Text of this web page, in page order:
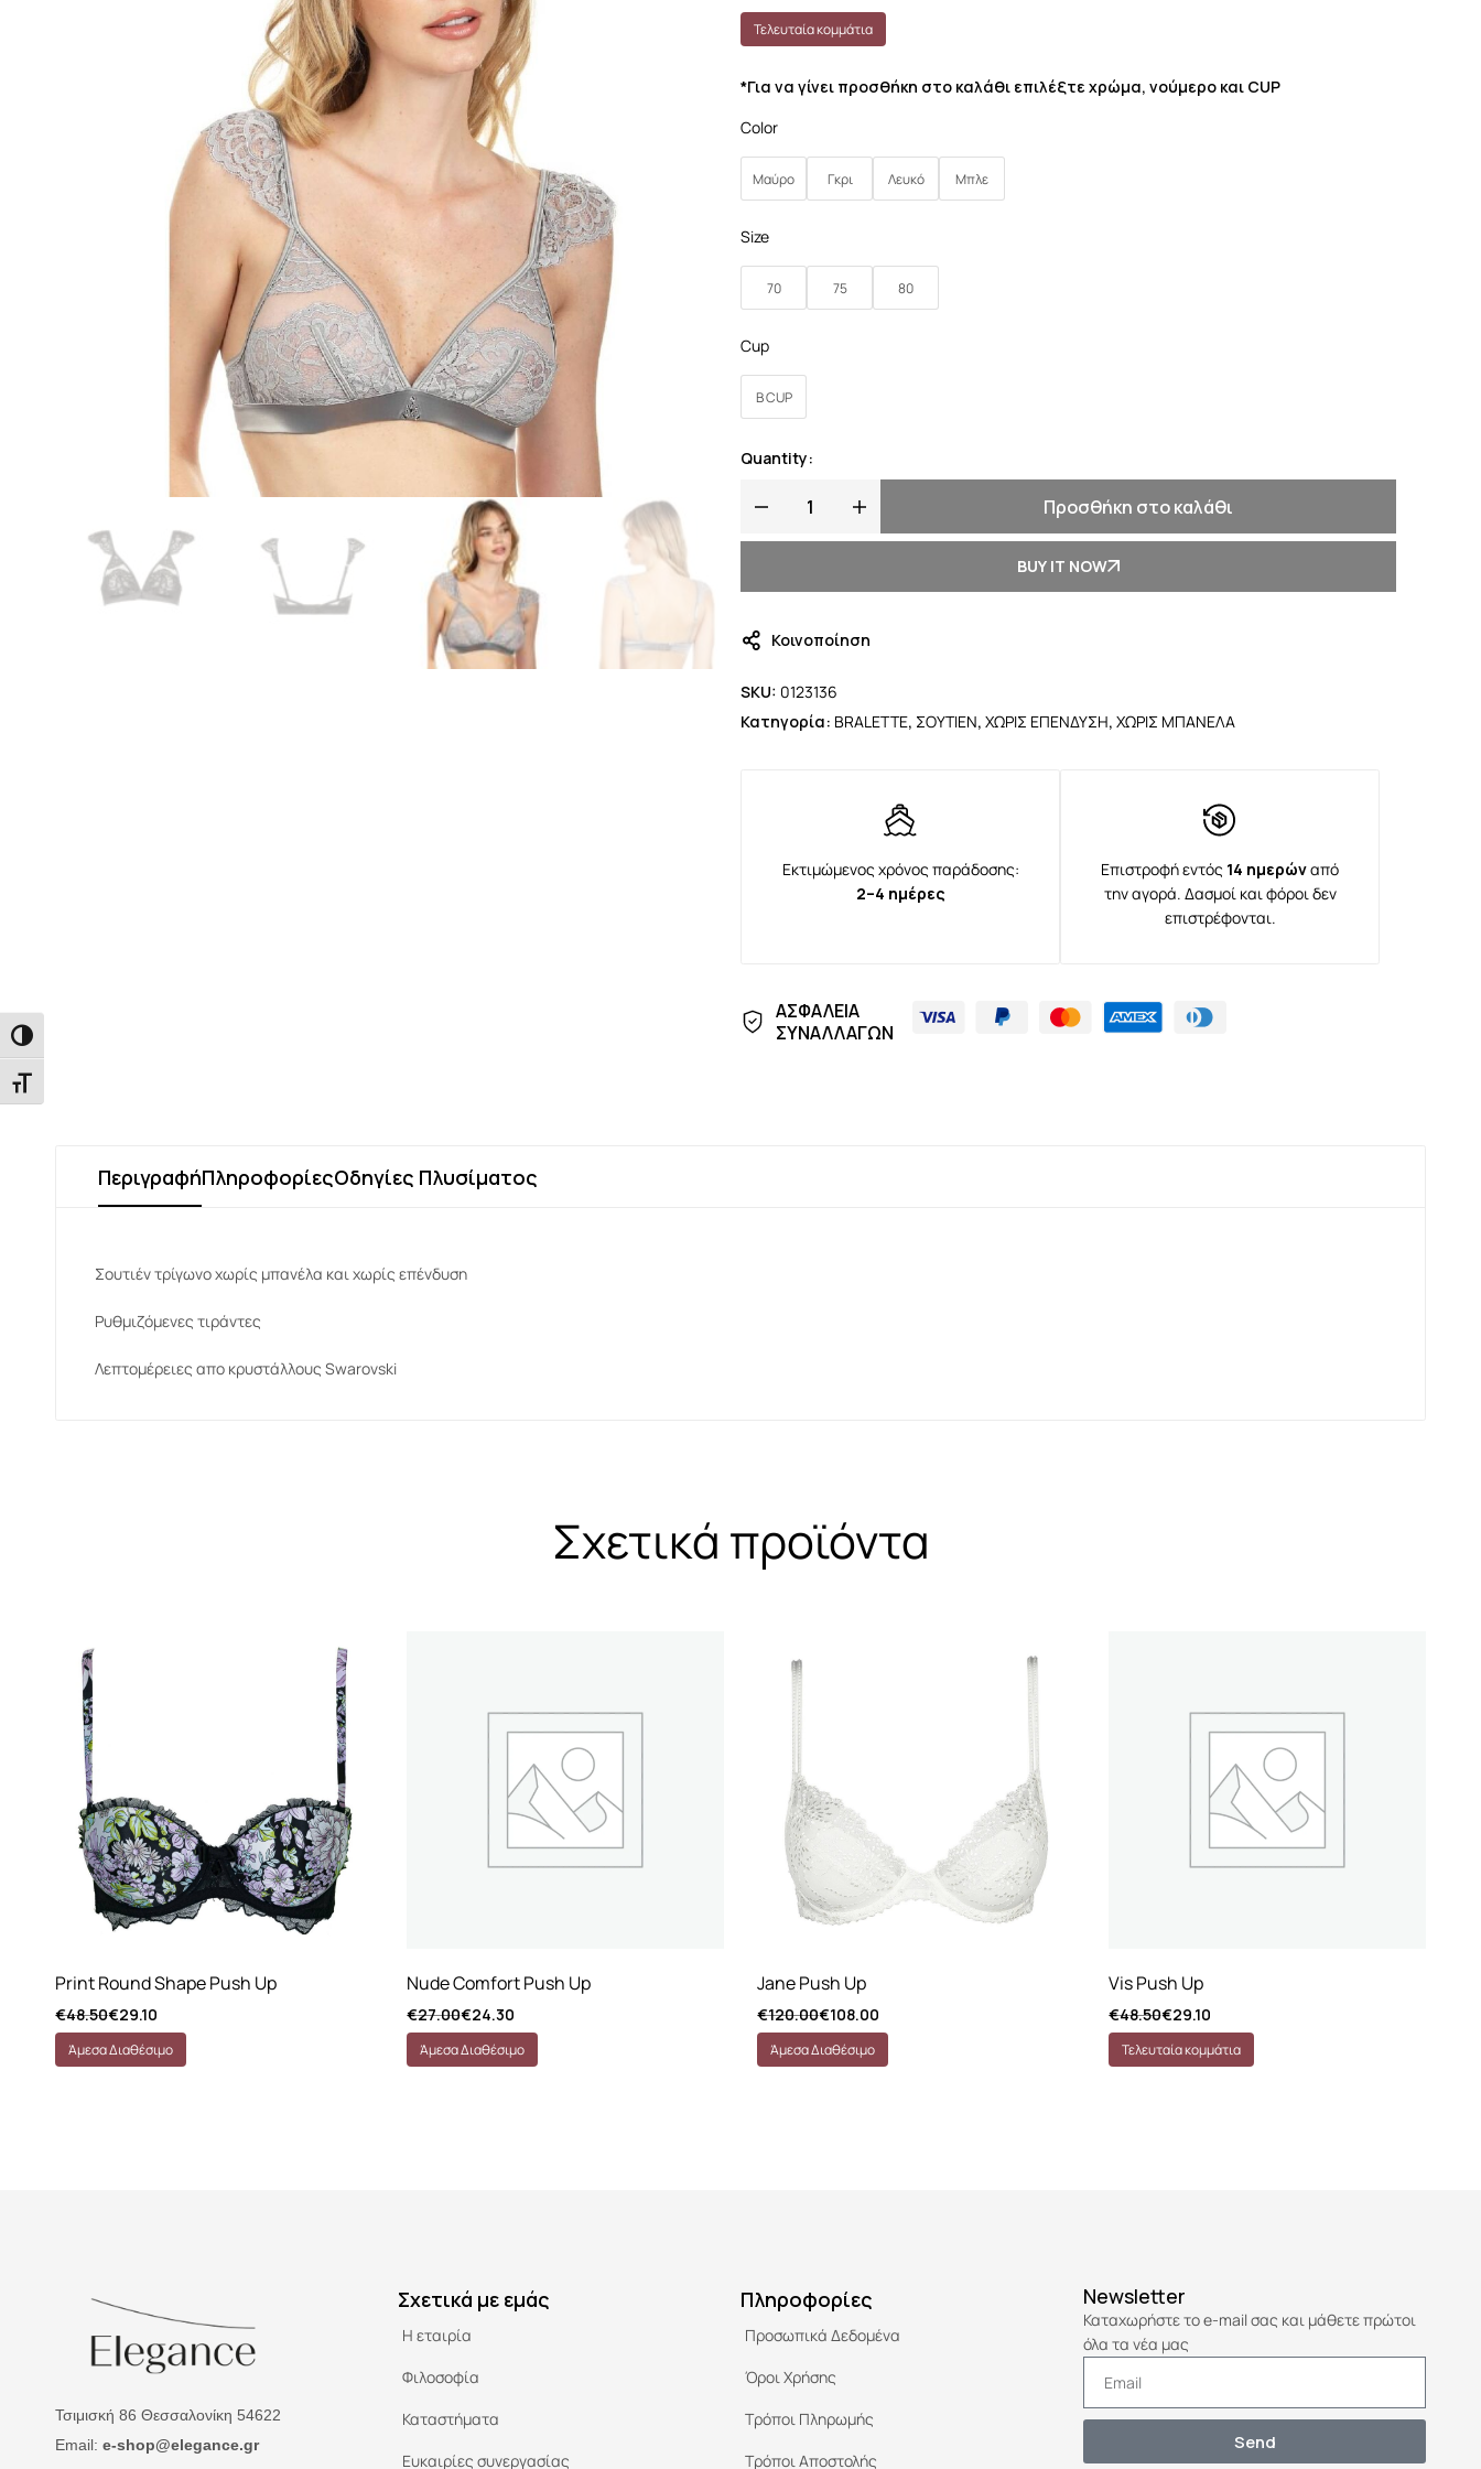
Εναλλαγή Υψηλής Αντίθεσης
Εναλλαγή Μεγέθους Γραμμάτων
Τελευταία κομμάτια
*Για να γίνει προσθήκη στο καλάθι επιλέξτε χρώμα, νούμερο και CUP
Color
Μαύρο Γκρι Λευκό Μπλε
Size
70 75 80
Cup
B CUP
Quantity:
Προσθήκη στο καλάθι
BUY IT NOW
Κοινοποίηση
SKU: 0123136
Κατηγορία: BRALETTE, ΣΟΥΤΙΕΝ, ΧΩΡΙΣ ΕΠΕΝΔΥΣΗ, ΧΩΡΙΣ ΜΠΑΝΕΛΑ
Εκτιμώμενος χρόνος παράδοσης:
2–4 ημέρες
Επιστροφή εντός 14 ημερώναπό
την αγορά. Δασμοί και φόροι δεν
επιστρέφονται.
ΑΣΦΑΛΕΙΑ
ΣΥΝΑΛΛΑΓΩΝ
ΠεριγραφήΠληροφορίεςΟδηγίες Πλυσίματος
Σουτιέν τρίγωνο χωρίς μπανέλα και χωρίς επένδυση
Ρυθμιζόμενες τιράντες
Λεπτομέρειες απο κρυστάλλους Swarovski
Σχετικά προϊόντα
Print Round Shape Push Up
€48.50€29.10
Άμεσα Διαθέσιμο
Nude Comfort Push Up
€27.00€24.30
Άμεσα Διαθέσιμο
Jane Push Up
€120.00€108.00
Άμεσα Διαθέσιμο
Vis Push Up
€48.50€29.10
Τελευταία κομμάτια
Τσιμισκή 86 Θεσσαλονίκη 54622
Email: e-shop@elegance.gr
Σχετικά με εμάς
Η εταιρία
Φιλοσοφία
Καταστήματα
Ευκαιρίες συνεργασίας
Πληροφορίες
Προσωπικά Δεδομένα
Όροι Χρήσης
Τρόποι Πληρωμής
Τρόποι Αποστολής
Newsletter
Καταχωρήστε το e-mail σας και μάθετε πρώτοι
όλα τα νέα μας
Send